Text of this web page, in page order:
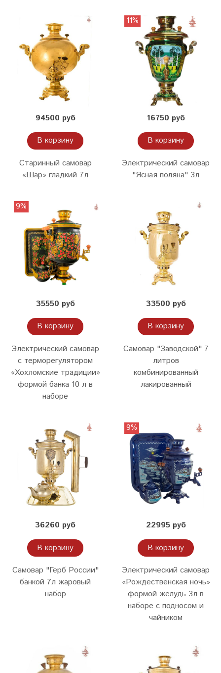
94500 руб
В корзину
Старинный самовар
«Шар» гладкий 7л
11%
16750 руб
В корзину
Электрический самовар
"Ясная поляна" 3л
9%
35550 руб
В корзину
Электрический самовар
с терморегулятором
«Хохломские традиции»
формой банка 10 л в
наборе
33500 руб
В корзину
Самовар "Заводской" 7
литров
комбинированный
лакированный
36260 руб
В корзину
Самовар "Герб России"
банкой 7л жаровый
набор
9%
22995 руб
В корзину
Электрический самовар
«Рождественская ночь»
формой желудь 3л в
наборе с подносом и
чайником